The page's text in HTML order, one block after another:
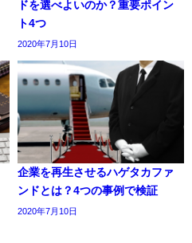
ドを選べよいのか？重要ポイン
ト4つ
2020年7月10日
企業を再生させるハゲタカファ
ンドとは？4つの事例で検証
2020年7月10日